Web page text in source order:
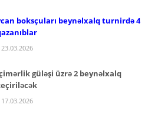
boksçuları beynəlxalq turnirdə 4
güləşi üzrə 2 beynəlxalq